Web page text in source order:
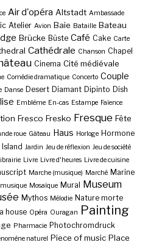
Air d'opéra Altstadt Ambassade
Atelier Avion Baie Bataille Bateau
Brücke Büste Café Cake Carte
Cathédrale Chanson Chapel
Cinema Cité médiévale
Comédie dramatique Concerto Couple
Danse Desert Diamant Dipinto Dish
Emblème En-cas Estampe Faïence
Fresco Fresko Fresque Fête
roue Gâteau Haus Horloge Hormone
Island Jardin Jeu de réflexion Jeu de société
Livre Livre d'heures Livre de cuisine
Marche (musique) Marché Marine
musique Mosaïque Mural Museum
Mythos Mélodie Nature morte
house Opéra Ouragan Painting
Pharmacie Photochromdruck
naturel Piece of music Place